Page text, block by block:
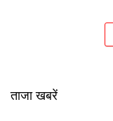
ताजा खबरें